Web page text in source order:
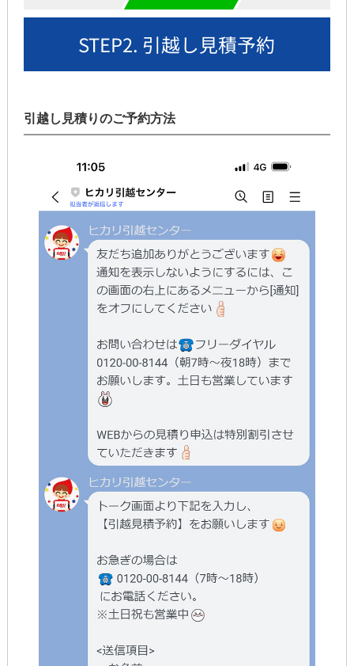
STEP2. 引越し見積予約
引越し見積りのご予約方法